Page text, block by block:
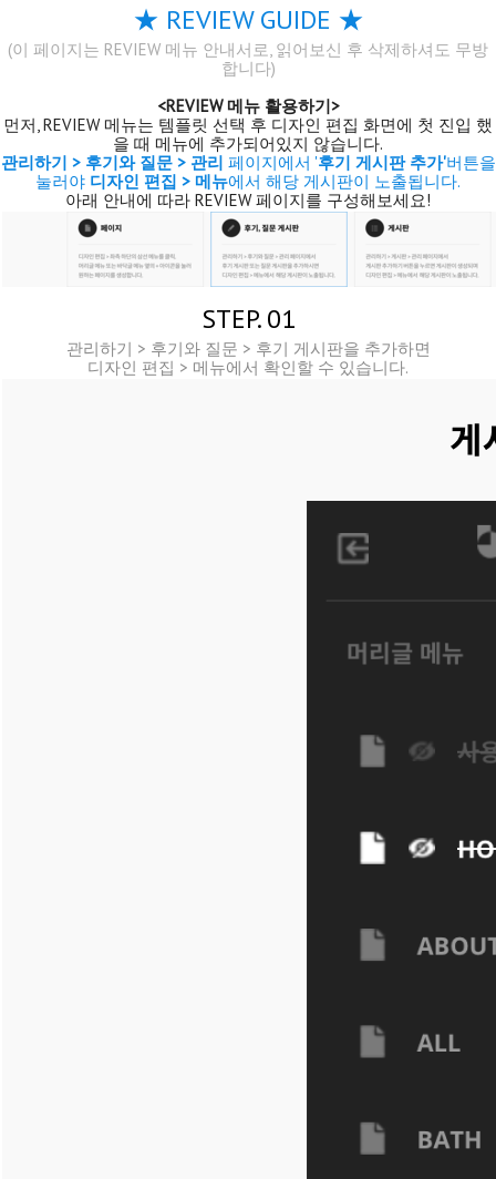
★ REVIEW GUIDE ★
(이 페이지는 REVIEW 메뉴 안내서로, 읽어보신 후 삭제하셔도 무방
합니다)
<REVIEW 메뉴 활용하기>
먼저, REVIEW 메뉴는 템플릿 선택 후 디자인 편집 화면에 첫 진입 했
을 때 메뉴에 추가되어있지 않습니다.
관리하기 > 후기와 질문 > 관리 페이지에서 '후기 게시판 추가'버튼을
눌러야 디자인 편집 > 메뉴에서 해당 게시판이 노출됩니다.
아래 안내에 따라 REVIEW 페이지를 구성해보세요!
STEP. 01
관리하기 > 후기와 질문 > 후기 게시판을 추가하면
디자인 편집 > 메뉴에서 확인할 수 있습니다.